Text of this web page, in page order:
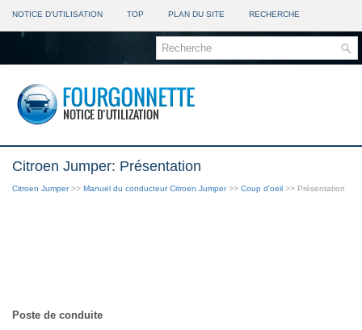
NOTICE D'UTILISATION TOP PLAN DU SITE RECHERCHE
Citroen Jumper: Présentation
Citroen Jumper>> Manuel du conducteur Citroen Jumper>> Coup d'oeil >> Présentation
Poste de conduite